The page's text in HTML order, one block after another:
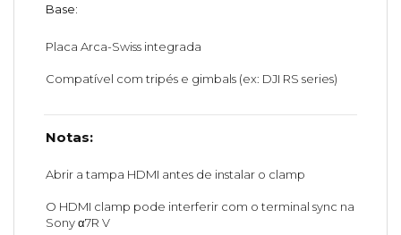
Base:
Placa Arca-Swiss integrada
Compatível com tripés e gimbals (ex: DJI RS series)
Notas:
Abrir a tampa HDMI antes de instalar o clamp
O HDMI clamp pode interferir com o terminal sync na
Sony α7R V